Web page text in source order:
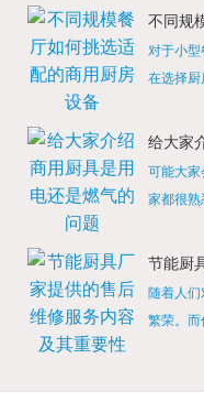
缺少的，
不同规
对于小型
在选择
烹饪设备
给大家
可能大
家都很
店用的
节能厨
随着人
繁荣。